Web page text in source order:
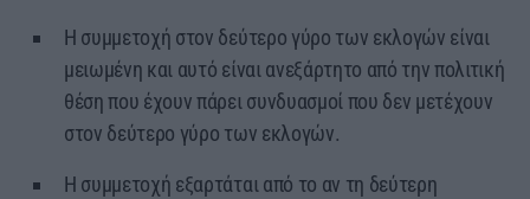
Η συμμετοχή στον δεύτερο γύρο των εκλογών είναι
μειωμένη και αυτό είναι ανεξάρτητο από την πολιτική
θέση που έχουν πάρει συνδυασμοί που δεν μετέχουν
στον δεύτερο γύρο των εκλογών.
Η συμμετοχή εξαρτάται από το αν τη δεύτερη